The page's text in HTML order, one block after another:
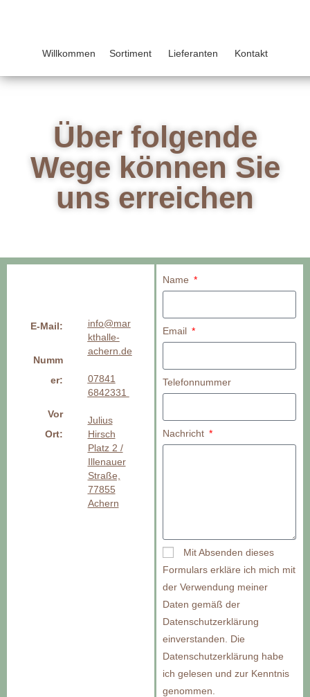
Willkommen Sortiment Lieferanten Kontakt
Über folgende
Wege können Sie
uns erreichen
Name
Email
Telefonnummer
Nachricht
Mit Absenden dieses
Formulars erkläre ich mich mit
der Verwendung meiner
Daten gemäß der
Datenschutzerklärung
einverstanden. Die
Datenschutzerklärung habe
ich gelesen und zur Kenntnis
genommen.
E-Mail:
Numm
er:
Vor
Ort:
info@mar
kthalle-
achern.de
07841
6842331
Julius
Hirsch
Platz 2 /
Illenauer
Straße,
77855
Achern